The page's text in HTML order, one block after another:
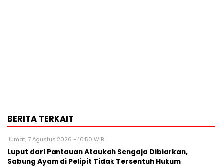
BERITA TERKAIT
Jumat, 7 Agustus 2026 - 10:50 WIB
Luput dari Pantauan Ataukah Sengaja Dibiarkan,
Sabung Ayam di Pelipit Tidak Tersentuh Hukum